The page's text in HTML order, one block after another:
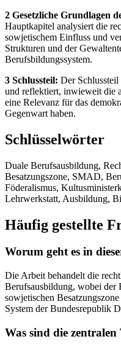
2 Gesetzliche Grundlagen
Hauptkapitel analysiert die
sowjetischem Einfluss und
Strukturen und der
Berufsbildungssystem.
3 Schlussteil: Der
und reflektiert, inwieweit die
eine Relevanz für das
Gegenwart haben.
Schlüsselwörter
Duale Berufsausbildung,
Besatzungszone, SMAD,
Föderalismus,
Lehrwerkstatt, Ausbildung,
Häufig gestellte
Worum geht es in
Die Arbeit behandelt die
Berufsausbildung, wobei der
sowjetischen
System der Bundesrepublik
Was sind die